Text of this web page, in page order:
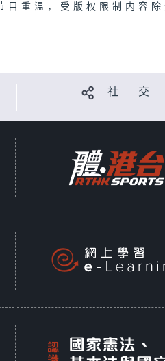
目重温，受版权限制内容除
社 交